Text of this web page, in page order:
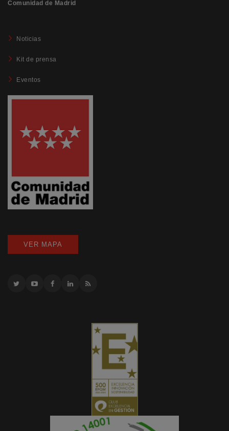
Comunidad de Madrid
Noticias
Kit de prensa
Eventos
VER MAPA